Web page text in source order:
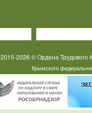
2015-2026 © Ордена
Крымского